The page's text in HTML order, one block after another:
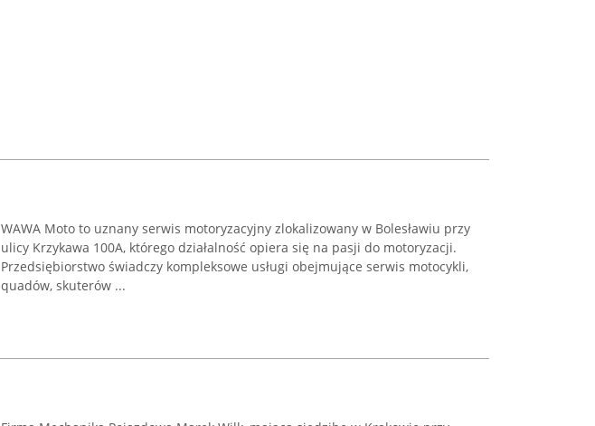
WAWA Moto to uznany serwis motoryzacyjny zlokalizowany w Bolesławiu przy
ulicy Krzykawa 100A, którego działalność opiera się na pasji do motoryzacji.
Przedsiębiorstwo świadczy kompleksowe usługi obejmujące serwis motocykli,
quadów, skuterów ...